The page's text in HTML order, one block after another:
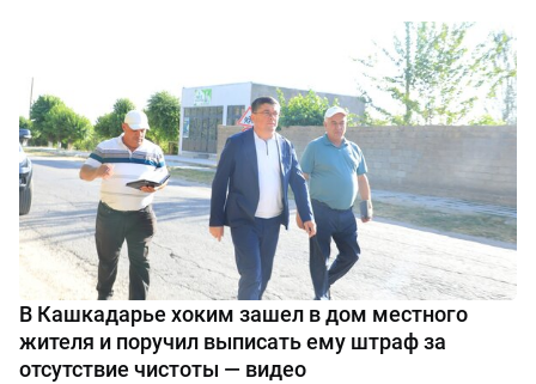
В Кашкадарье хоким зашел в дом местного
жителя и поручил выписать ему штраф за
отсутствие чистоты — видео